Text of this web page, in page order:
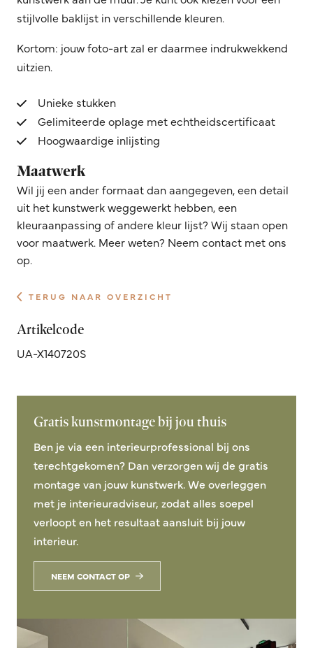
stijlvolle baklijst in verschillende kleuren.
Kortom: jouw foto-art zal er daarmee indrukwekkend
uitzien.
Unieke stukken
Gelimiteerde oplage met echtheidscertificaat
Hoogwaardige inlijsting
Maatwerk
Wil jij een ander formaat dan aangegeven, een detail
uit het kunstwerk weggewerkt hebben, een
kleuraanpassing of andere kleur lijst? Wij staan open
voor maatwerk. Meer weten? Neem contact met ons
op.
TERUG NAAR OVERZICHT
Artikelcode
UA-X140720S
Gratis kunstmontage bij jou thuis
Ben je via een interieurprofessional bij ons
terechtgekomen? Dan verzorgen wij de gratis
montage van jouw kunstwerk. We overleggen
met je interieuradviseur, zodat alles soepel
verloopt en het resultaat aansluit bij jouw
interieur.
NEEM CONTACT OP